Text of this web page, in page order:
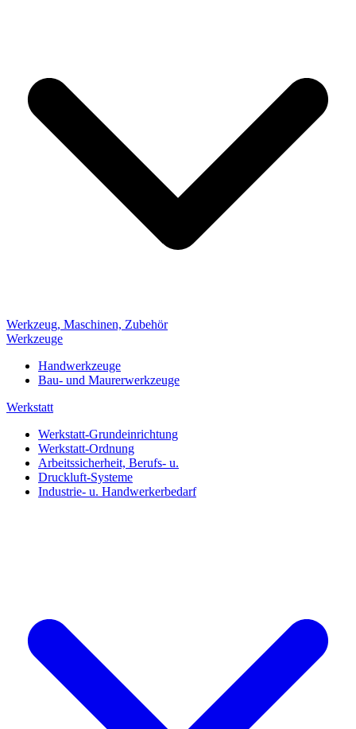
Werkzeug, Maschinen, Zubehör
Werkzeuge
Handwerkzeuge
Bau- und Maurerwerkzeuge
Werkstatt
Werkstatt-Grundeinrichtung
Werkstatt-Ordnung
Arbeitssicherheit, Berufs- u.
Druckluft-Systeme
Industrie- u. Handwerkerbedarf